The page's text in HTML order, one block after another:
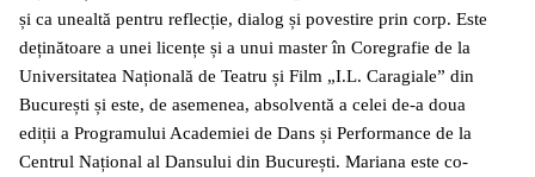
și ca unealtă pentru reflecție, dialog și povestire prin corp. Este
deținătoare a unei licențe și a unui master în Coregrafie de la
Universitatea Națională de Teatru și Film „I.L. Caragiale” din
București și este, de asemenea, absolventă a celei de-a doua
ediții a Programului Academiei de Dans și Performance de la
Centrul Național al Dansului din București. Mariana este co-